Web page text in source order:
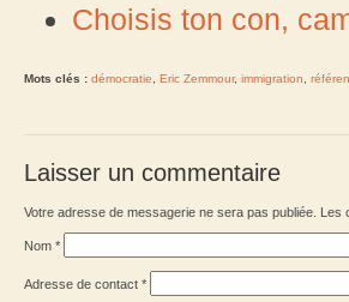
Choisis ton con,
Mots clés : démocratie Eric Zemmour, immigration
Laisser un commentaire
Votre adresse de messagerie ne sera pas publiée.
Nom *
Adresse de contact *